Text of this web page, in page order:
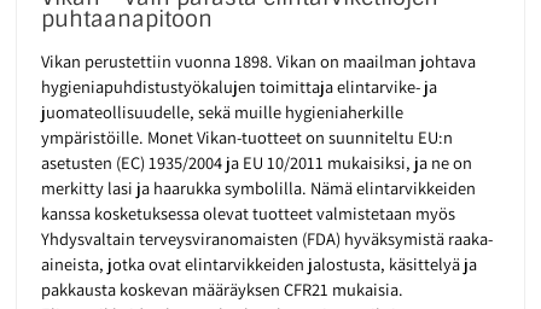
puhtaanapitoon
Vikan perustettiin vuonna 1898. Vikan on maailman johtava
hygieniapuhdistustyökalujen toimittaja elintarvike- ja
juomateollisuudelle, sekä muille hygieniaherkille
ympäristöille. Monet Vikan-tuotteet on suunniteltu EU:n
asetusten (EC) 1935/2004 ja EU 10/2011 mukaisiksi, ja ne on
merkitty lasi ja haarukka symbolilla. Nämä elintarvikkeiden
kanssa kosketuksessa olevat tuotteet valmistetaan myös
Yhdysvaltain terveysviranomaisten (FDA) hyväksymistä raaka-
aineista, jotka ovat elintarvikkeiden jalostusta, käsittelyä ja
pakkausta koskevan määräyksen CFR21 mukaisia.